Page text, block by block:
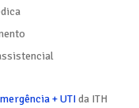
+ UTIda ITH